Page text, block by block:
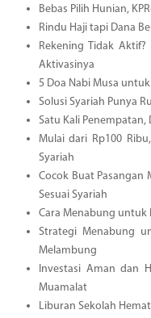
Bebas Pilih Hunian,
Rindu Haji tapi Dana
Rekening Tidak
Aktivasinya
5 Doa Nabi Musa
Solusi Syariah Punya
Satu Kali Penempatan,
Mulai dari Rp100
Syariah
Cocok Buat Pasangan
Sesuai Syariah
Cara Menabung untuk
Strategi Menabung
Melambung
Investasi Aman dan
Muamalat
Liburan Sekolah